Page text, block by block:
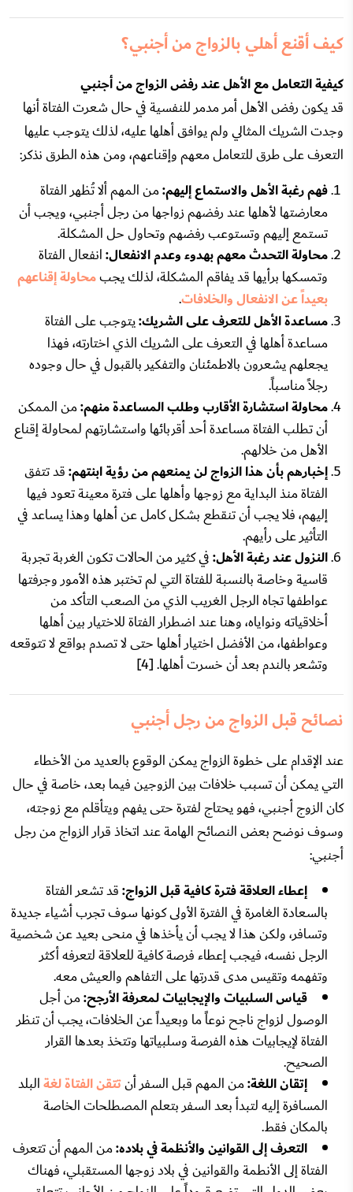
كيف أقنع أهلي بالزواج من أجنبي؟
كيفية التعامل مع الأهل عند رفض الزواج من أجنبي
قد يكون رفض الأهل أمر مدمر للنفسية في حال شعرت الفتاة أنها
وجدت الشريك المثالي ولم يوافق أهلها عليه، لذلك يتوجب عليها
التعرف على طرق للتعامل معهم وإقناعهم، ومن هذه الطرق نذكر:
فهم رغبة الأهل والاستماع إليهم:من المهم ألا تُظهر الفتاة
معارضتها لأهلها عند رفضهم زواجها من رجل أجنبي، ويجب أن
تستمع إليهم وتستوعب رفضهم وتحاول حل المشكلة.
محاولة التحدث معهم بهدوء وعدم الانفعال:انفعال الفتاة
وتمسكها برأيها قد يفاقم المشكلة، لذلك يجبمحاولة إقناعهم
بعيداً عن الانفعال والخلافات.
مساعدة الأهل للتعرف على الشريك:يتوجب على الفتاة
مساعدة أهلها في التعرف على الشريك الذي اختارته، فهذا
يجعلهم يشعرون بالاطمئنان والتفكير بالقبول في حال وجوده
رجلاً مناسباً.
محاولة استشارة الأقارب وطلب المساعدة منهم:من الممكن
أن تطلب الفتاة مساعدة أحد أقربائها واستشارتهم لمحاولة إقناع
الأهل من خلالهم.
إخبارهم بأن هذا الزواج لن يمنعهم من رؤية ابنتهم:قد تتفق
الفتاة منذ البداية مع زوجها وأهلها على فترة معينة تعود فيها
إليهم، فلا يجب أن تنقطع بشكل كامل عن أهلها وهذا يساعد في
التأثير على رأيهم.
النزول عند رغبة الأهل:في كثير من الحالات تكون الغربة تجربة
قاسية وخاصة بالنسبة للفتاة التي لم تختبر هذه الأمور وجرفتها
عواطفها تجاه الرجل الغريب الذي من الصعب التأكد من
أخلاقياته ونواياه، وهنا عند اضطرار الفتاة للاختيار بين أهلها
وعواطفها، من الأفضل اختيار أهلها حتى لا تصدم بواقع لا تتوقعه
وتشعر بالندم بعد أن خسرت أهلها. [4]
نصائح قبل الزواج من رجل أجنبي
عند الإقدام على خطوة الزواج يمكن الوقوع بالعديد من الأخطاء
التي يمكن أن تسبب خلافات بين الزوجين فيما بعد، خاصة في حال
كان الزوج أجنبي، فهو يحتاج لفترة حتى يفهم ويتأقلم مع زوجته،
وسوف نوضح بعض النصائح الهامة عند اتخاذ قرار الزواج من رجل
أجنبي:
إعطاء العلاقة فترة كافية قبل الزواج:قد تشعر الفتاة
بالسعادة الغامرة في الفترة الأولى كونها سوف تجرب أشياء جديدة
وتسافر، ولكن هذا لا يجب أن يأخذها في منحى بعيد عن شخصية
الرجل نفسه، فيجب إعطاء فرصة كافية للعلاقة لتعرفه أكثر
وتفهمه وتقيس مدى قدرتها على التفاهم والعيش معه.
قياس السلبيات والإيجابيات لمعرفة الأرجح:من أجل
الوصول لزواج ناجح نوعاً ما وبعيداً عن الخلافات، يجب أن تنظر
الفتاة لإيجابيات هذه الفرصة وسلبياتها وتتخذ بعدها القرار
الصحيح.
إتقان اللغة:من المهم قبل السفر أنتتقن الفتاة لغةالبلد
المسافرة إليه لتبدأ بعد السفر بتعلم المصطلحات الخاصة
بالمكان فقط.
التعرف إلى القوانين والأنظمة في بلاده:من المهم أن تتعرف
الفتاة إلى الأنطمة والقوانين في بلاد زوجها المستقبلي، فهناك